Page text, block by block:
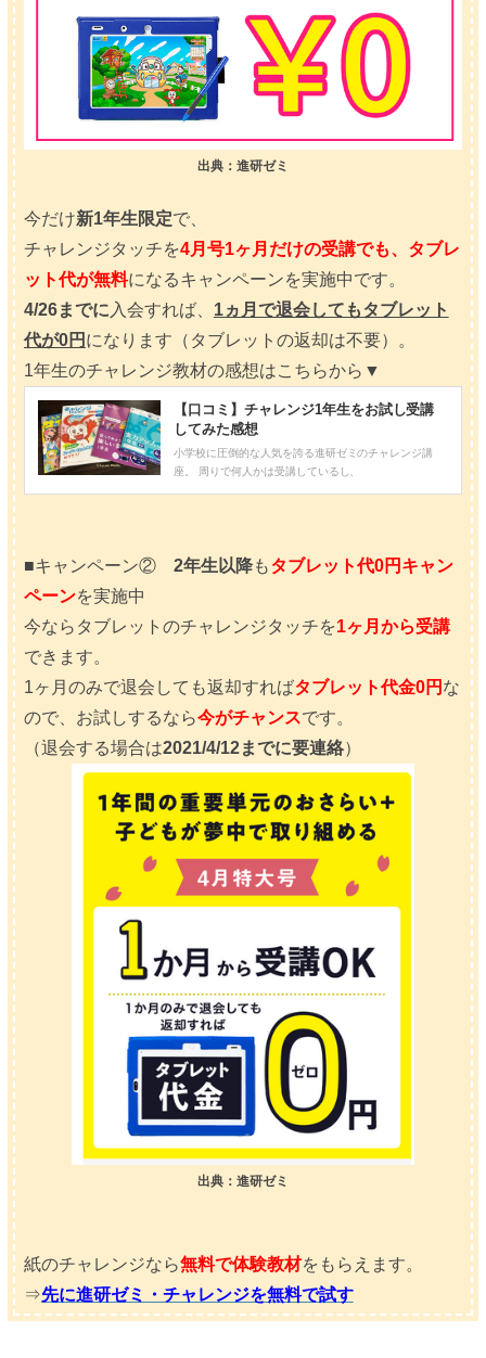
出典：進研ゼミ
今だけ新1年生限定で、
チャレンジタッチを4月号1ヶ月だけの受講でも、タブレ
ット代が無料になるキャンペーンを実施中です。
4/26までに 入会すれば、 1ヵ月で退会してもタブレット
代が0円 になります（タブレットの返却は不要）。
1年生のチャレンジ教材の感想はこちらから▼
【口コミ】チャレンジ1年生をお試し受講
してみた感想
小学校に圧倒的な人気を誇る進研ゼミのチャレンジ講
座。 周りで何人かは受講しているし、
■キャンペーン② 2年生以降もタブレット代0円キャン
ペーンを実施中
今ならタブレットのチャレンジタッチを1ヶ月から受講
できます。
1ヶ月のみで退会しても返却すればタブレット代金0円 な
ので、お試しするなら今がチャンスです。
（退会する場合は2021/4/12までに要連絡）
出典：進研ゼミ
紙のチャレンジなら無料で体験教材をもらえます。
⇒先に進研ゼミ・チャレンジを無料で試す